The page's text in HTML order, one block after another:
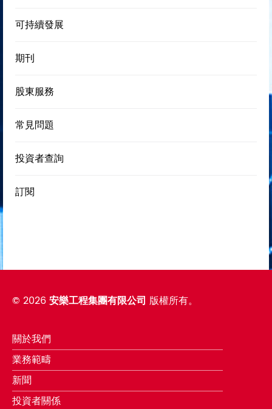
可持續發展
期刊
股東服務
常見問題
投資者查詢
訂閱
© 2026安樂工程集團有限公司 版權所有。
關於我們
業務範疇
新聞
投資者關係